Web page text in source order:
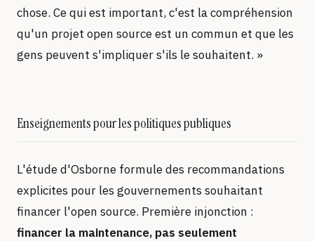
chose. Ce qui est important, c'est la compréhension
qu'un projet open source est un commun et que les
gens peuvent s'impliquer s'ils le souhaitent. »
Enseignements pour les politiques publiques
L'étude d'Osborne formule des recommandations
explicites pour les gouvernements souhaitant
financer l'open source. Première injonction :
financer la maintenance, pas seulement